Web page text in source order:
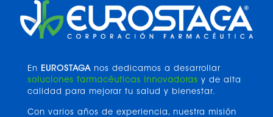
En EUROSTAGA nos dedicamos a desarrollar
soluciones farmacéuticas innovadoras y de alta
calidad para mejorar tu salud y bienestar.
Con varios años de experiencia, nuestra misión